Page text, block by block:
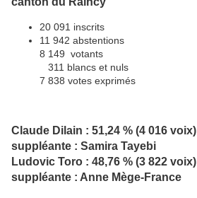
20 091 inscrits
11 942 abstentions
8 149 votants
311 blancs et nuls
7 838 votes exprimés
Claude Dilain : 51,24 % (4 016 voix)
suppléante : Samira Tayebi
Ludovic Toro : 48,76 % (3 822 voix)
suppléante : Anne Mège-France